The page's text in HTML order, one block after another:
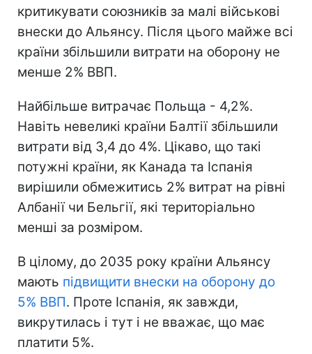
критикувати союзників за малі військові
внески до Альянсу. Після цього майже всі
країни збільшили витрати на оборону не
менше 2% ВВП.
Найбільше витрачає Польща - 4,2%.
Навіть невеликі країни Балтії збільшили
витрати від 3,4 до 4%. Цікаво, що такі
потужні країни, як Канада та Іспанія
вирішили обмежитись 2% витрат на рівні
Албанії чи Бельгії, які територіально
менші за розміром.
В цілому, до 2035 року країни Альянсу
мають підвищити внески на оборону до
5% ВВП. Проте Іспанія, як завжди,
викрутилась і тут і не вважає, що має
платити 5%.